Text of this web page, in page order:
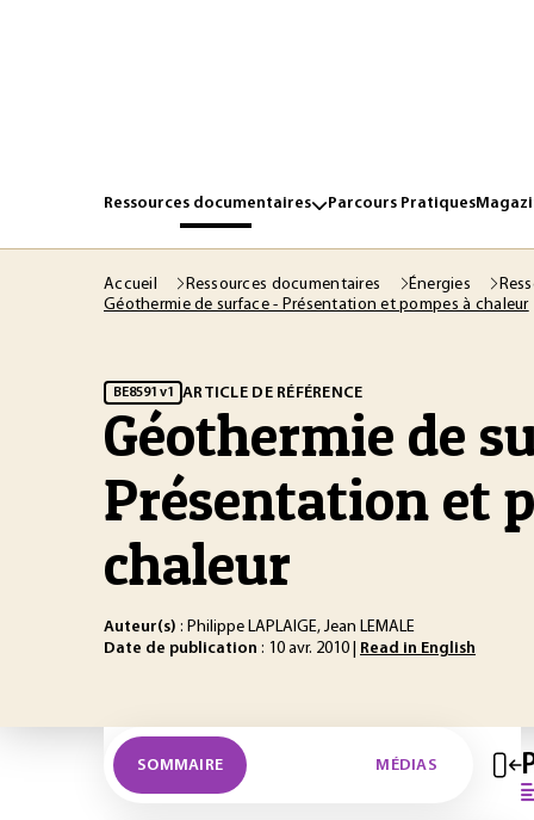
Ressources documentaires Parcours Pratiques
Accueil Ressources documentaires Énergies
Géothermie de surface - Présentation et pompes à chaleur
BE8591 v1 ARTICLE DE RÉFÉRENCE
Géothermie de
Présentation et
chaleur
Auteur(s) : Philippe LAPLAIGE, Jean LEMALE
Date de publication : 10 avr. 2010 | Read in English
SOMMAIRE MÉDIAS